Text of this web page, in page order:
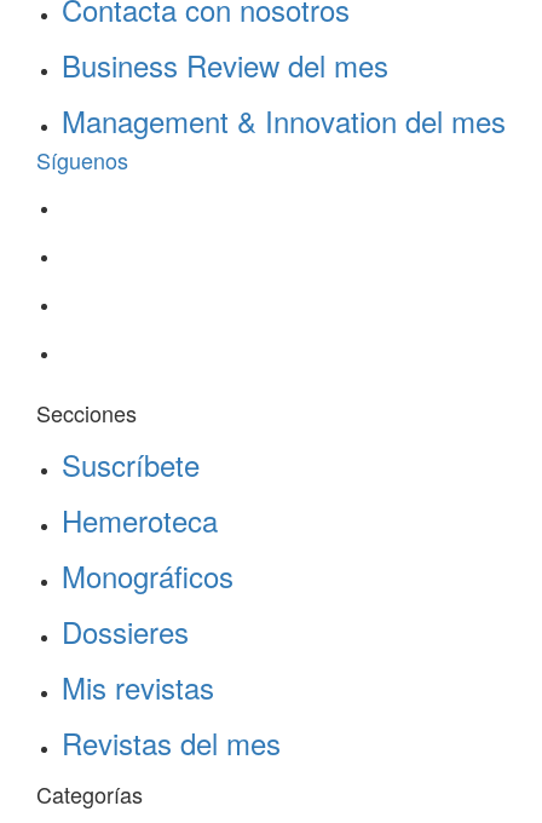
Contacta con nosotros
Business Review del mes
Management & Innovation del mes
Síguenos
Secciones
Suscríbete
Hemeroteca
Monográficos
Dossieres
Mis revistas
Revistas del mes
Categorías